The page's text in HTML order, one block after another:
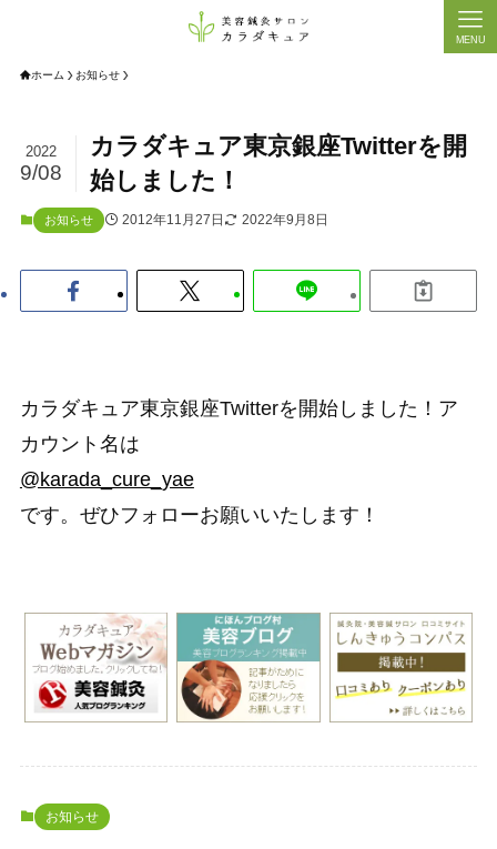
MENU
ホーム お知らせ
カラダキュア東京銀座Twitterを開
始しました！
2022
9/08
お知らせ 2012年11月27日 2022年9月8日
カラダキュア東京銀座Twitterを開始しました！ア
カウント名は
@karada_cure_yae
です。ぜひフォローお願いいたします！
お知らせ